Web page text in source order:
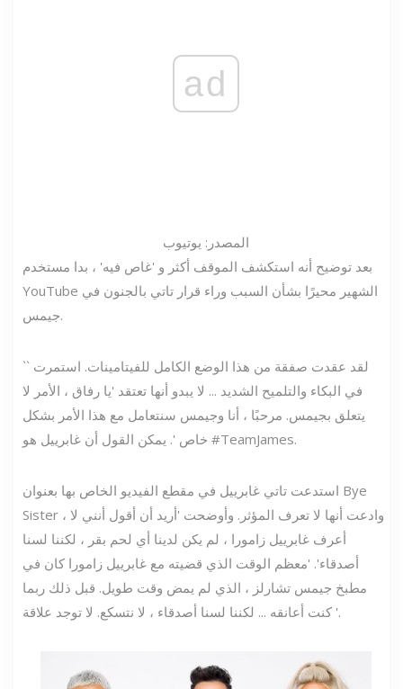
ad
المصدر: يوتيوب
بعد توضيح أنه استكشف الموقف أكثر و 'غاص فيه' ، بدا مستخدم
YouTube الشهير محيرًا بشأن السبب وراء قرار تاتي بالجنون في
جيمس.
`` لقد عقدت صفقة من هذا الوضع الكامل للفيتامينات. استمرت
في البكاء والتلميح الشديد ... لا يبدو أنها تعتقد 'يا رفاق ، الأمر لا
يتعلق بجيمس. مرحبًا ، أنا وجيمس سنتعامل مع هذا الأمر بشكل
خاص '. يمكن القول أن غابرييل هو #TeamJames.
استدعت تاتي غابرييل في مقطع الفيديو الخاص بها بعنوان Bye
Sister ، وادعت أنها لا تعرف المؤثر. وأوضحت 'أريد أن أقول أنني لا
أعرف غابرييل زامورا ، لم يكن لدينا أي لحم بقر ، لكننا لسنا
أصدقاء'. 'معظم الوقت الذي قضيته مع غابرييل زامورا كان في
مطبخ جيمس تشارلز ، الذي لم يمض وقت طويل. قبل ذلك ربما
كنت أعانقه ... لكننا لسنا أصدقاء ، لا نتسكع. لا توجد علاقة '.